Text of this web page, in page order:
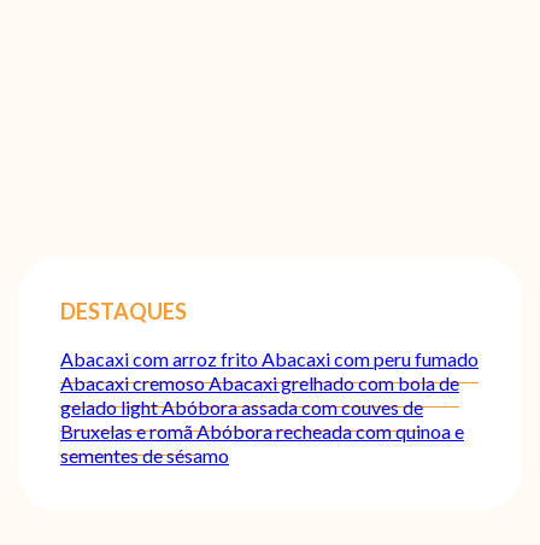
DESTAQUES
Abacaxi com arroz fritoAbacaxi com peru fumado
Abacaxi cremosoAbacaxi grelhado com bola de
gelado lightAbóbora assada com couves de
Bruxelas e romãAbóbora recheada com quinoa e
sementes de sésamo